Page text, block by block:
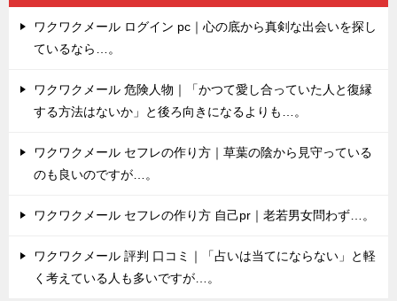
ワクワクメール ログイン pc｜心の底から真剣な出会いを探し
ているなら…。
ワクワクメール 危険人物｜「かつて愛し合っていた人と復縁
する方法はないか」と後ろ向きになるよりも…。
ワクワクメール セフレの作り方｜草葉の陰から見守っている
のも良いのですが…。
ワクワクメール セフレの作り方 自己pr｜老若男女問わず…。
ワクワクメール 評判 口コミ｜「占いは当てにならない」と軽
く考えている人も多いですが…。